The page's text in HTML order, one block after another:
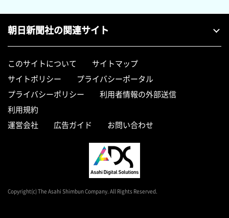
朝日新聞社の関連サイト
このサイトについて
サイトマップ
サイトポリシー
プライバシーポータル
プライバシーポリシー
利用者情報の外部送信
利用規約
運営会社
広告ガイド お問い合わせ
Copyright(c) The Asahi Shimbun Company. All Rights Reserved.